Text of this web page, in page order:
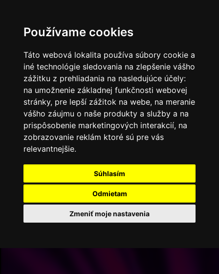
Používame cookies
Táto webová lokalita používa súbory cookie a
iné technológie sledovania na zlepšenie vášho
zážitku z prehliadania na nasledujúce účely:
na umožnenie základnej funkčnosti webovej
stránky, pre lepší zážitok na webe, na meranie
vášho záujmu o naše produkty a služby a na
prispôsobenie marketingových interakcií, na
zobrazovanie reklám ktoré sú pre vás
relevantnejšie.
Súhlasím
Odmietam
Zmeniť moje nastavenia